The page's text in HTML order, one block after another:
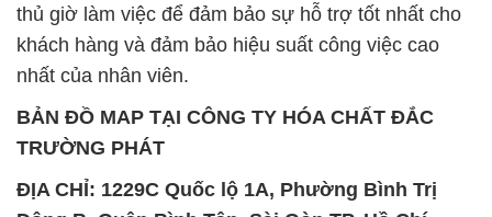
thủ giờ làm việc để đảm bảo sự hỗ trợ tốt nhất cho
khách hàng và đảm bảo hiệu suất công việc cao
nhất của nhân viên.
BẢN ĐỒ MAP TẠI CÔNG TY HÓA CHẤT ĐẮC
TRƯỜNG PHÁT
ĐỊA CHỈ: 1229C Quốc lộ 1A, Phường Bình Trị